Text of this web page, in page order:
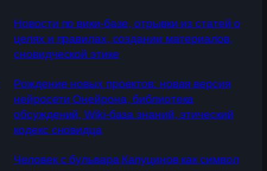
Новости по вики-базе, отрывки из статей о
целях и правилах, создании материалов,
сновидческой этике
Рождение новых проектов: новая версия
нейросети Онейрона, библиотека
обсуждений, Wiki-база знаний, этический
кодекс сновидца
Человек с бульвара Капуцинов как символ